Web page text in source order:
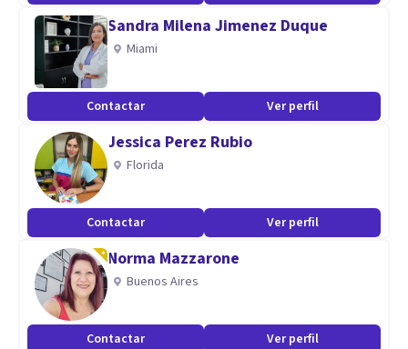
Sandra Milena Jimenez Duque
Miami
Contactar Ver perfil
Jessica Perez Rubio
Florida
Contactar Ver perfil
Norma Mazzarone
Buenos Aires
Contactar Ver perfil